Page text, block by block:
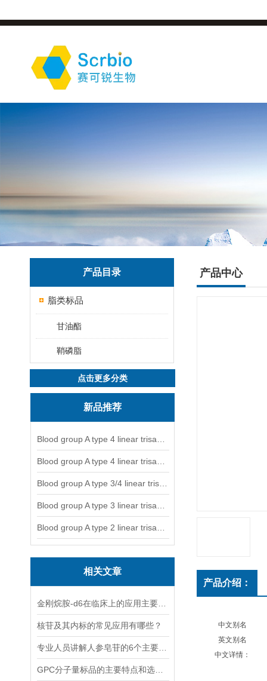
产品目录
脂类标品
甘油酯
鞘磷脂
点击更多分类
新品推荐
相关文章
核苷及其内标的常见应用有哪些？
产品中心
产品介绍：
中文别名
英文别名
中文详情：